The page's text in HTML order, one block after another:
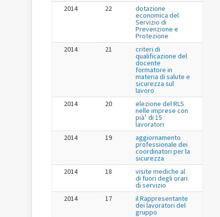
2014
22 dotazione
economica del
Servizio di
Prevenzione e
Protezione
2014
21 criteri di
qualificazione del
docente
formatore in
materia di salute e
sicurezza sul
lavoro
2014
20 elezione del RLS
nelle imprese con
pià¹ di 15
lavoratori
2014
19 aggiornamento
professionale dei
coordinatori per la
sicurezza
2014
18 visite mediche al
di fuori degli orari
di servizio
2014
17 il Rappresentante
dei lavoratori del
gruppo